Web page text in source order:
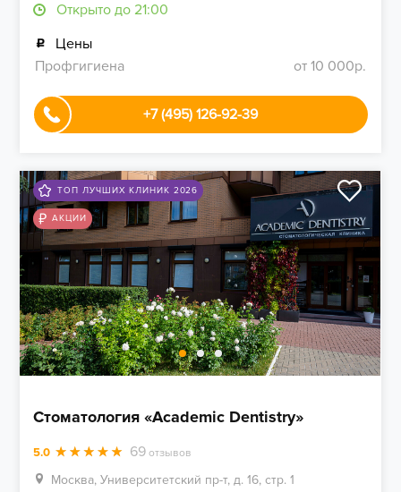
Открыто до 21:00
Цены
Профгигиена
от 10 000р.
+7 (495) 126-92-39
ТОП ЛУЧШИХ КЛИНИК 2026
АКЦИИ
Стоматология «Academic Dentistry»
5.0 69 отзывов
Москва, Университетский пр-т, д. 16, стр. 1